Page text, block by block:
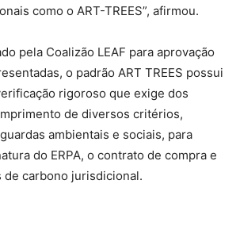
como o ART-TREES”, afirmou.
pela Coalizão LEAF para aprovação
o padrão ART TREES possui
rigoroso que exige dos
de diversos critérios,
ambientais e sociais, para
do ERPA, o contrato de compra e
carbono jurisdicional.